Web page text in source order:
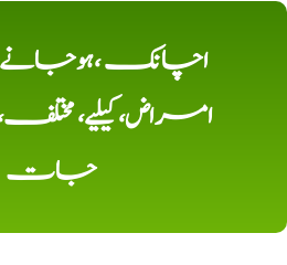
اچانک ،ہوجانے،
امراض، کیلیے،
جات